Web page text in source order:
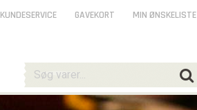
KUNDESERVICE GAVEKORT MIN ØNSKELISTE